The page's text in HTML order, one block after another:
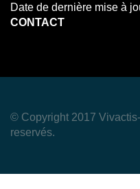
Date de dernière mise à
CONTACT
© Copyright 2017
reservés.